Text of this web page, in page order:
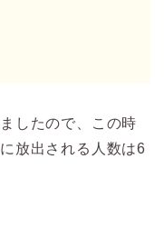
したので、この時
放出される人数は6